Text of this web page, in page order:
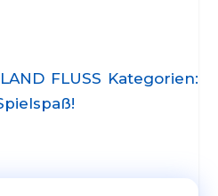
FLUSS Kategorien: